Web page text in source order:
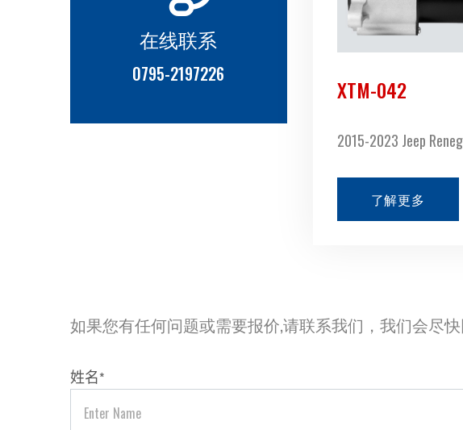
在线联系
0795-2197226
XTM-042
2015-2023 Jeep
了解更多
如果您有任何问题或需要报价,请联系我们，我们会尽快
姓名*